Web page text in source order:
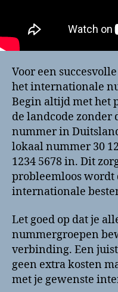
Voor een
het internationale
Begin altijd met het
de landcode zonder
nummer in
lokaal nummer 30
1234 5678 in. Dit
probleemloos wordt
internationale
Let goed op dat je
nummergroepen
verbinding. Een
geen extra kosten
met je gewenste